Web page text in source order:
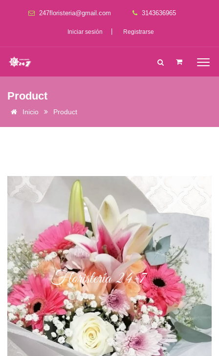
247floristeria@gmail.com 3143636965
Iniciar sesión Registrarse
Product
Inicio Product